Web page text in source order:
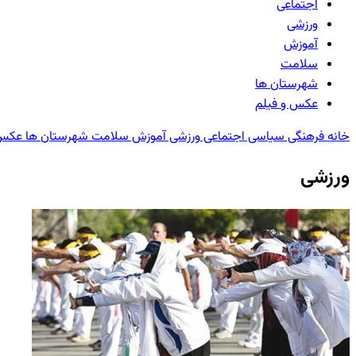
اجتماعی
ورزشی
آموزش
سلامت
شهرستان ها
عکس و فیلم
خانهفرهنگیسیاسیاجتماعیورزشیآموزشسلامتشهرستان ها
ورزشی